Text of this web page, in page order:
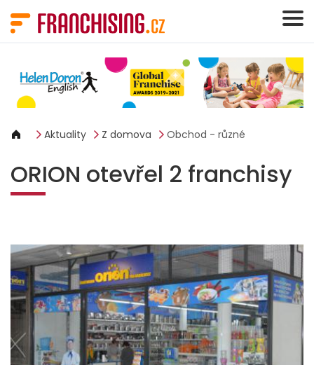
Aktuality Z domova Obchod - různé
ORION otevřel 2 franchisy